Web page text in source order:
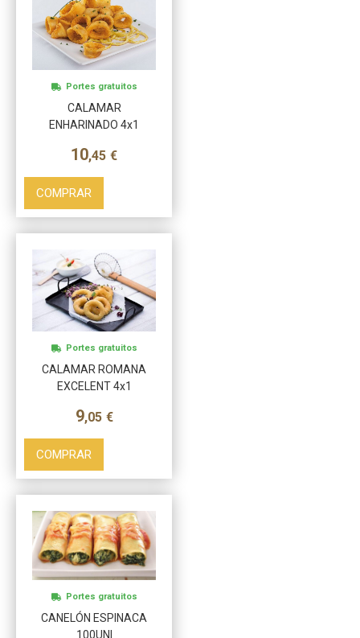
CALAMAR
ENHARINADO 4x1
10,45 €
Portes gratuitos
COMPRAR
CALAMAR ROMANA
EXCELENT 4x1
9,05 €
Portes gratuitos
COMPRAR
CANELÓN ESPINACA
100UNI
Portes gratuitos
Más info
Más info
Más info